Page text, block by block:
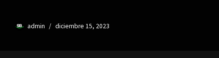
admin diciembre 15, 2023